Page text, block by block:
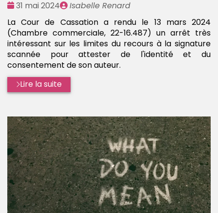
Date
31 mai 2024
Publié
Isabelle Renard
La Cour de Cassation a rendu le 13 mars 2024
(Chambre commerciale, 22-16.487) un arrêt très
intéressant sur les limites du recours à la signature
scannée pour attester de l'identité et du
consentement de son auteur.
Lire la suite